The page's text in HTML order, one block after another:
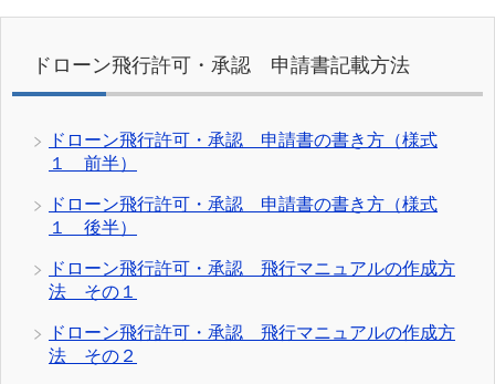
ドローン飛行許可・承認 申請書記載方法
ドローン飛行許可・承認 申請書の書き方（様式
１ 前半）
ドローン飛行許可・承認 申請書の書き方（様式
１ 後半）
ドローン飛行許可・承認 飛行マニュアルの作成方
法 その１
ドローン飛行許可・承認 飛行マニュアルの作成方
法 その２